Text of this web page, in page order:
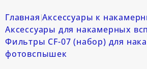
Главная Аксессуары к
Аксессуары для накамерных
Фильтры CF-07 (набор) для
фотовспышек